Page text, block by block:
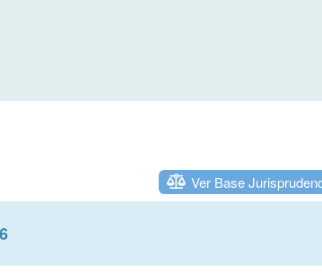
Ver Base